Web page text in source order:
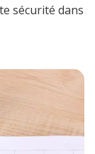
sécurité dans